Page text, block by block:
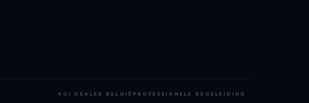
KOI DEALER BELGIË PROFESSIONELE BEGELEIDING